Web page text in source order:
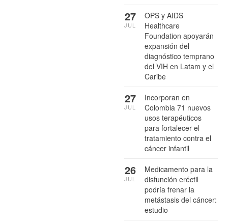
OPS y AIDS
Healthcare
Foundation apoyarán
expansión del
diagnóstico temprano
del VIH en Latam y el
Caribe
27
JUL
Incorporan en
Colombia 71 nuevos
usos terapéuticos
para fortalecer el
tratamiento contra el
cáncer infantil
27
JUL
Medicamento para la
disfunción eréctil
podría frenar la
metástasis del cáncer:
estudio
26
JUL